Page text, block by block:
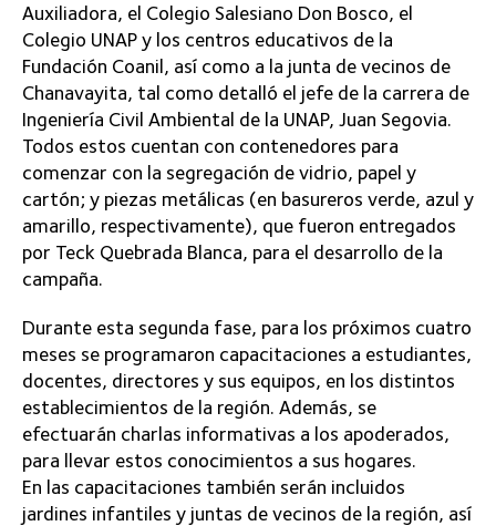
Auxiliadora, el Colegio Salesiano Don Bosco, el
Colegio UNAP y los centros educativos de la
Fundación Coanil, así como a la junta de vecinos de
Chanavayita, tal como detalló el jefe de la carrera de
Ingeniería Civil Ambiental de la UNAP, Juan Segovia.
Todos estos cuentan con contenedores para
comenzar con la segregación de vidrio, papel y
cartón; y piezas metálicas (en basureros verde, azul y
amarillo, respectivamente), que fueron entregados
por Teck Quebrada Blanca, para el desarrollo de la
campaña.
Durante esta segunda fase, para los próximos cuatro
meses se programaron capacitaciones a estudiantes,
docentes, directores y sus equipos, en los distintos
establecimientos de la región. Además, se
efectuarán charlas informativas a los apoderados,
para llevar estos conocimientos a sus hogares.
En las capacitaciones también serán incluidos
jardines infantiles y juntas de vecinos de la región, así